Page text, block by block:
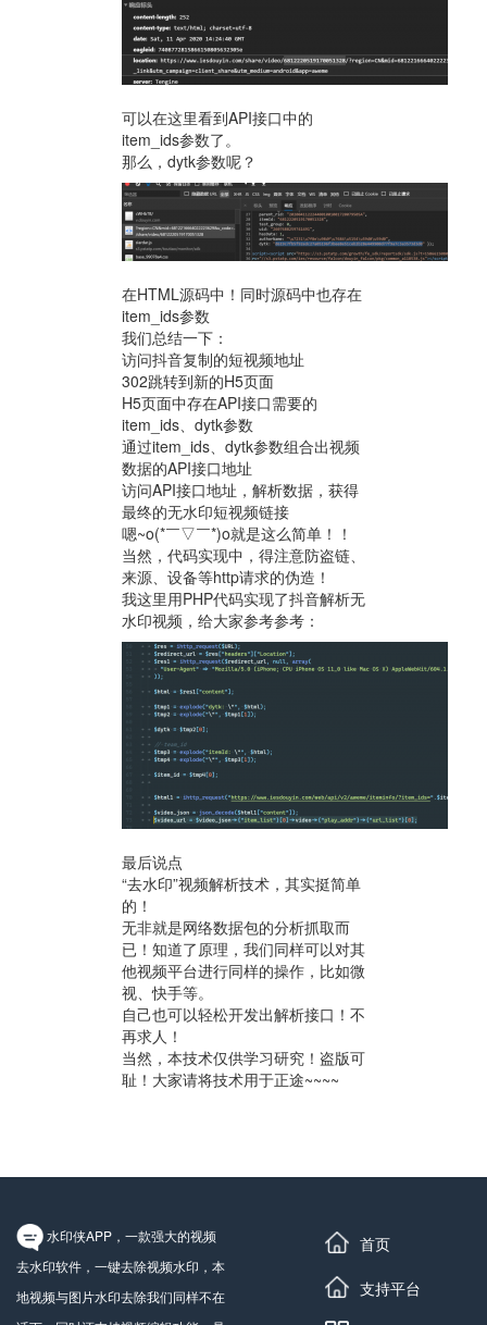
可以在这里看到API接口中的
item_ids参数了。
那么，dytk参数呢？
在HTML源码中！同时源码中也存在
item_ids参数
我们总结一下：
访问抖音复制的短视频地址
302跳转到新的H5页面
H5页面中存在API接口需要的
item_ids、dytk参数
通过item_ids、dytk参数组合出视频
数据的API接口地址
访问API接口地址，解析数据，获得
最终的无水印短视频链接
嗯~o(*￣▽￣*)o就是这么简单！！
当然，代码实现中，得注意防盗链、
来源、设备等http请求的伪造！
我这里用PHP代码实现了抖音解析无
水印视频，给大家参考参考：
最后说点
“去水印”视频解析技术，其实挺简单
的！
无非就是网络数据包的分析抓取而
已！知道了原理，我们同样可以对其
他视频平台进行同样的操作，比如微
视、快手等。
自己也可以轻松开发出解析接口！不
再求人！
当然，本技术仅供学习研究！盗版可
耻！大家请将技术用于正途~~~~
水印侠APP，一款强大的视频
去水印软件，一键去除视频水印，本
地视频与图片水印去除我们同样不在
首页
支持平台